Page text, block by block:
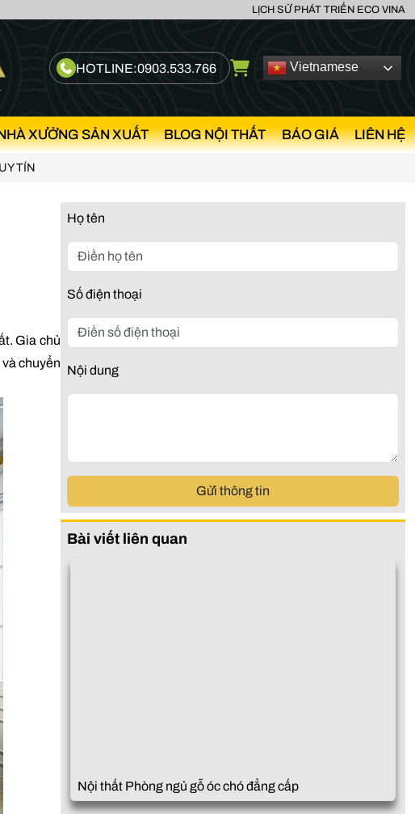
LỊCH SỬ PHÁT TRIỂN ECO VINA
HOTLINE:0903.533.766 Vietnamese
XƯỞNG SẢN XUẤT BLOG NỘI THẤT BÁO GIÁ LIÊN HỆ
TÍN
Gia chủ
chuyển
Họ tên
Số điện thoại
Nội dung
Gửi thông tin
Bài viết liên quan
Nội thất Phòng ngủ gỗ óc chó đẳng cấp